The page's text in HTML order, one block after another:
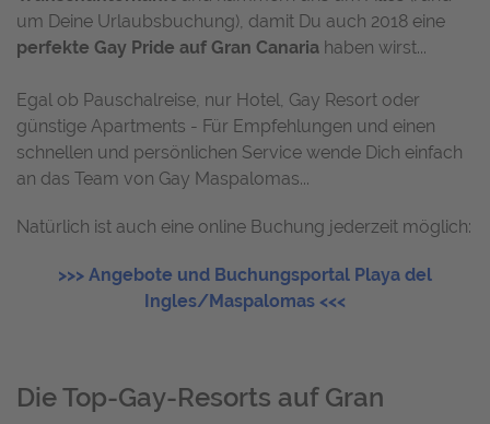
um Deine Urlaubsbuchung), damit Du auch 2018 eine
perfekte Gay Pride auf Gran Canaria haben wirst...
Egal ob Pauschalreise, nur Hotel, Gay Resort oder
günstige Apartments - Für Empfehlungen und einen
schnellen und persönlichen Service wende Dich einfach
an das Team von Gay Maspalomas...
Natürlich ist auch eine online Buchung jederzeit möglich:
>>> Angebote und Buchungsportal Playa del
Ingles/Maspalomas <<<
Die Top-Gay-Resorts auf Gran